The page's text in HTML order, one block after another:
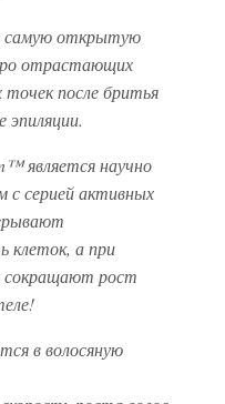
открытую
отрастающих
точек после бритья
эпиляции.
является научно
с серией активных
клеток, а при
сокращают рост
в волосяную